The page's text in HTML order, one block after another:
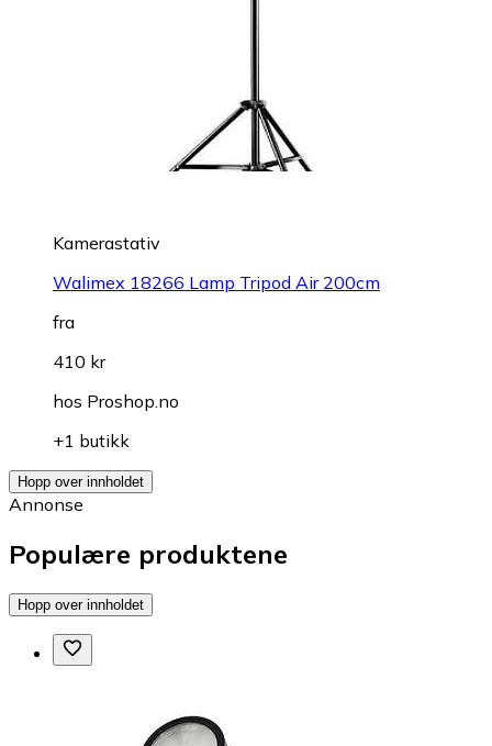
Kamerastativ
Walimex 18266 Lamp Tripod Air 200cm
fra
410 kr
hos Proshop.no
+1 butikk
Hopp over innholdet
Annonse
Populære produktene
Hopp over innholdet